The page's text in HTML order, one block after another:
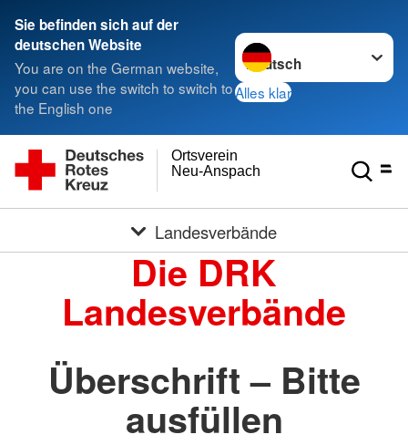
Sie befinden sich auf der
deutschen Website
You are on the German website,
you can use the switch to switch to
the English one
Sprache wechseln zu
Alles klar
Neu-Anspach
Ortsverein
Landesverbände
Die DRK
Landesverbände
Überschrift – Bitte
ausfüllen